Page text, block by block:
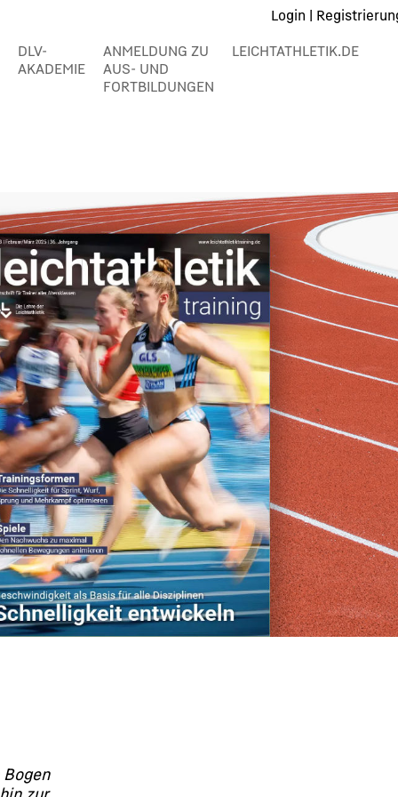
Login |
DLV-
AKADEMIE
ANMELDUNG ZU
AUS- UND
FORTBILDUNGEN
LEICHTATHLETIK.DE